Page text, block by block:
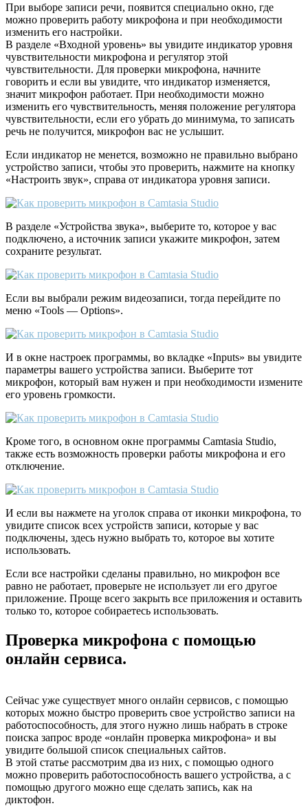
При выборе записи речи, появится специально окно, где
можно проверить работу микрофона и при необходимости
изменить его настройки.
В разделе «Входной уровень» вы увидите индикатор уровня
чувствительности микрофона и регулятор этой
чувствительности. Для проверки микрофона, начните
говорить и если вы увидите, что индикатор изменяется,
значит микрофон работает. При необходимости можно
изменить его чувствительность, меняя положение регулятора
чувствительности, если его убрать до минимума, то записать
речь не получится, микрофон вас не услышит.
Если индикатор не менется, возможно не правильно выбрано
устройство записи, чтобы это проверить, нажмите на кнопку
«Настроить звук», справа от индикатора уровня записи.
В разделе «Устройства звука», выберите то, которое у вас
подключено, а источник записи укажите микрофон, затем
сохраните результат.
Если вы выбрали режим видеозаписи, тогда перейдите по
меню «Tools — Options».
И в окне настроек программы, во вкладке «Inputs» вы увидите
параметры вашего устройства записи. Выберите тот
микрофон, который вам нужен и при необходимости измените
его уровень громкости.
Кроме того, в основном окне программы Camtasia Studio,
также есть возможность проверки работы микрофона и его
отключение.
И если вы нажмете на уголок справа от иконки микрофона, то
увидите список всех устройств записи, которые у вас
подключены, здесь нужно выбрать то, которое вы хотите
использовать.
Если все настройки сделаны правильно, но микрофон все
равно не работает, проверьте не использует ли его другое
приложение. Проще всего закрыть все приложения и оставить
только то, которое собираетесь использовать.
Проверка микрофона с помощью
онлайн сервиса.
Сейчас уже существует много онлайн сервисов, с помощью
которых можно быстро проверить свое устройство записи на
работоспособность, для этого нужно лишь набрать в строке
поиска запрос вроде «онлайн проверка микрофона» и вы
увидите большой список специальных сайтов.
В этой статье рассмотрим два из них, с помощью одного
можно проверить работоспособность вашего устройства, а с
помощью другого можно еще сделать запись, как на
диктофон.